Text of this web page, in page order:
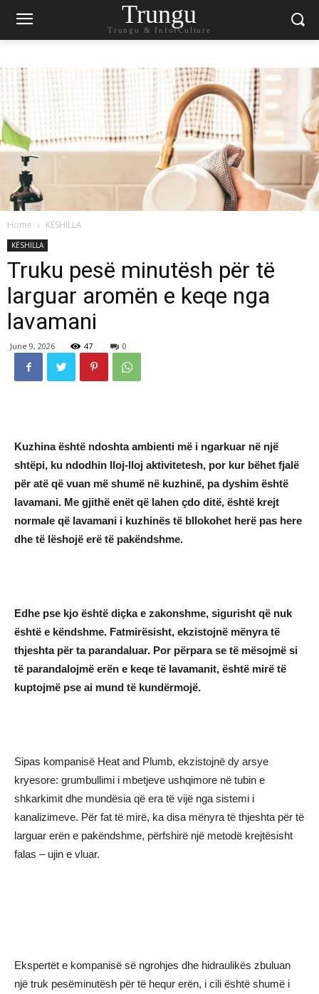
Trungu
Trungu & InforCulture
Home KËSHILLA
KËSHILLA
Truku pesë minutësh për të
larguar aromën e keqe nga
lavamani
June 9, 2026 47 0
Kuzhina është ndoshta ambienti më i ngarkuar në një
shtëpi, ku ndodhin lloj-lloj aktivitetesh, por kur bëhet fjalë
për atë që vuan më shumë në kuzhinë, pa dyshim është
lavamani. Me gjithë enët që lahen çdo ditë, është krejt
normale që lavamani i kuzhinës të bllokohet herë pas here
dhe të lëshojë erë të pakëndshme.
Edhe pse kjo është diçka e zakonshme, sigurisht që nuk
është e këndshme. Fatmirësisht, ekzistojnë mënyra të
thjeshta për ta parandaluar. Por përpara se të mësojmë si
të parandalojmë erën e keqe të lavamanit, është mirë të
kuptojmë pse ai mund të kundërmojë.
Sipas kompanisë Heat and Plumb, ekzistojnë dy arsye
kryesore: grumbullimi i mbetjeve ushqimore në tubin e
shkarkimit dhe mundësia që era të vijë nga sistemi i
kanalizimeve. Për fat të mirë, ka disa mënyra të thjeshta për të
larguar erën e pakëndshme, përfshirë një metodë krejtësisht
falas – ujin e vluar.
Ekspertët e kompanisë së ngrohjes dhe hidraulikës zbuluan
një truk pesëminutësh për të hequr erën, i cili është shumë i